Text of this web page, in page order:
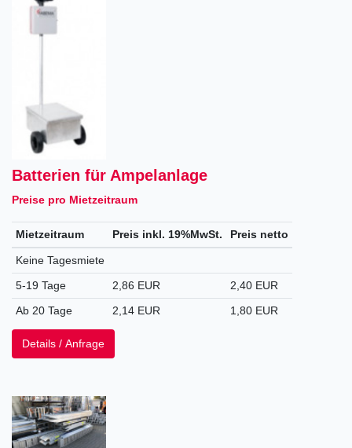
Batterien für Ampelanlage
Preise pro Mietzeitraum
Mietzeitraum Preis inkl. 19%MwSt. Preis netto
Keine Tagesmiete
5-19 Tage
2,86 EUR
2,40 EUR
Ab 20 Tage
2,14 EUR 1,80 EUR
Details / Anfrage